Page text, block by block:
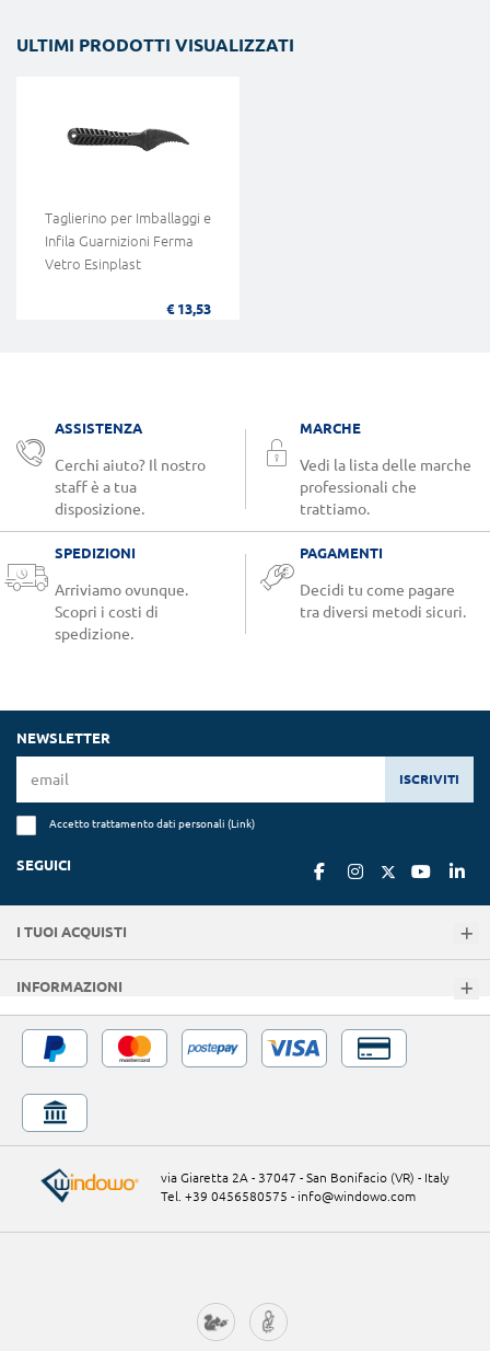
ULTIMI PRODOTTI VISUALIZZATI
Taglierino per Imballaggi e
Infila Guarnizioni Ferma
Vetro Esinplast
€ 13,53
ASSISTENZA
Cerchi aiuto? Il nostro
staff è a tua
disposizione.
MARCHE
Vedi la lista delle marche
professionali che
trattiamo.
SPEDIZIONI
Arriviamo ovunque.
Scopri i costi di
spedizione.
PAGAMENTI
Decidi tu come pagare
tra diversi metodi sicuri.
NEWSLETTER
ISCRIVITI
Accetto trattamento dati personali (Link)
SEGUICI
I TUOI ACQUISTI
INFORMAZIONI
via Giaretta 2A - 37047 - San Bonifacio (VR) - Italy
Tel. +39 0456580575 - info@windowo.com